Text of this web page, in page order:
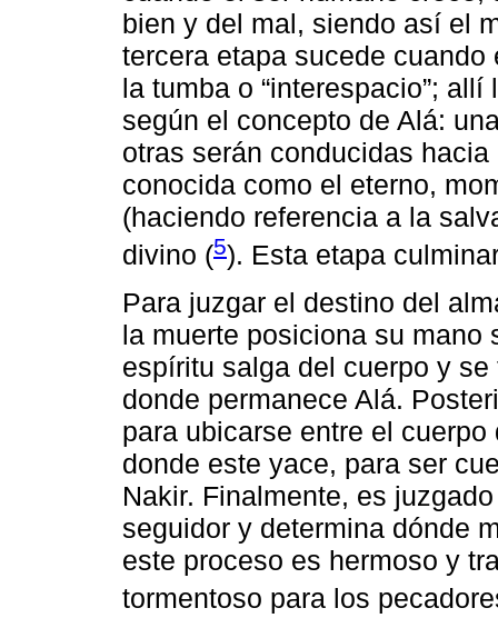
bien y del mal, siendo así el
tercera etapa sucede
la tumba o “interespacio”;
según el concepto de Alá:
otras serán conducidas
conocida como el eterno,
(haciendo referencia a la
divino (5). Esta etapa
Para juzgar el destino del
la muerte posiciona su mano
espíritu salga del cuerpo y
donde permanece Alá.
para ubicarse entre el
donde este yace, para ser
Nakir. Finalmente, es
seguidor y determina dónde
este proceso es hermoso y
tormentoso para los